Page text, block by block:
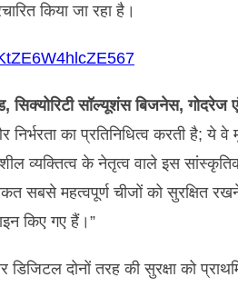
किया जा रहा है।
सिक्योरिटी सॉल्यूशंस बिजनेस, गोदरेज
का प्रतिनिधित्व करती है; ये वे
व्यक्तित्व के नेतृत्व वाले इस
सबसे महत्वपूर्ण चीजों को सुरक्षित
किए गए हैं।”
दोनों तरह की सुरक्षा को